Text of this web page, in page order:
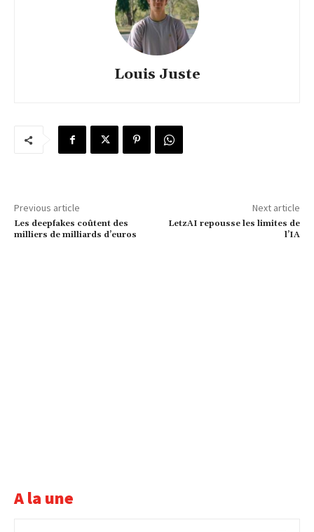
Louis Juste
Previous article
Les deepfakes coûtent des
milliers de milliards d’euros
Next article
LetzAI repousse les limites de
l’IA
A la une